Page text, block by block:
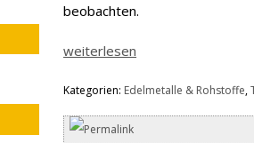
beobachten.
weiterlesen
Kategorien: Edelmetalle & Rohstoffe,